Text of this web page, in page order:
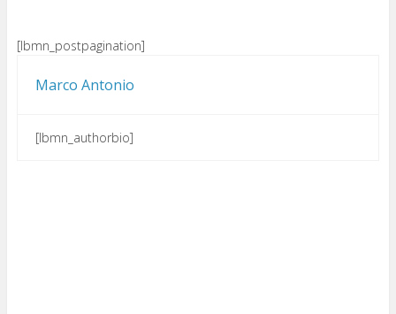
[lbmn_postpagination]
Marco Antonio
[lbmn_authorbio]